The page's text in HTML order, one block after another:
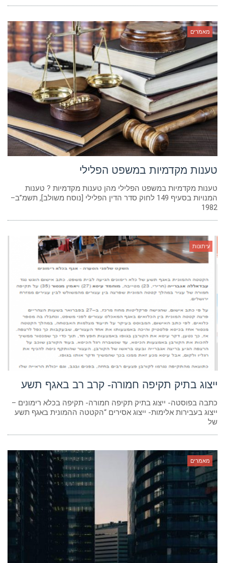
מאמרים
טענות מקדמיות במשפט הפלילי
טענות מקדמיות במשפט הפלילי מהן טענות מקדמיות ? טענות
המנויות בסעיף 149 לחוק סדר הדין הפלילי [נוסח משולב], תשמ”ב–
1982
עיתונות
ייצוג בתיק תקיפה חמורה- קרב רב באגף תשע
כתבה בפוסטה- ייצוג בתיק תקיפה חמורה- תקיפה בכלא רימונים –
ייצוג בעבירות אלימות- ייצוג אסירים “הקטטה ההמונית באגף תשע
של
מאמרים